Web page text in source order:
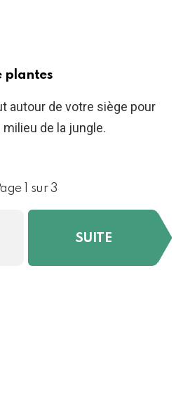
plantes
autour de votre siège pour
de la jungle.
1 sur 3
SUITE